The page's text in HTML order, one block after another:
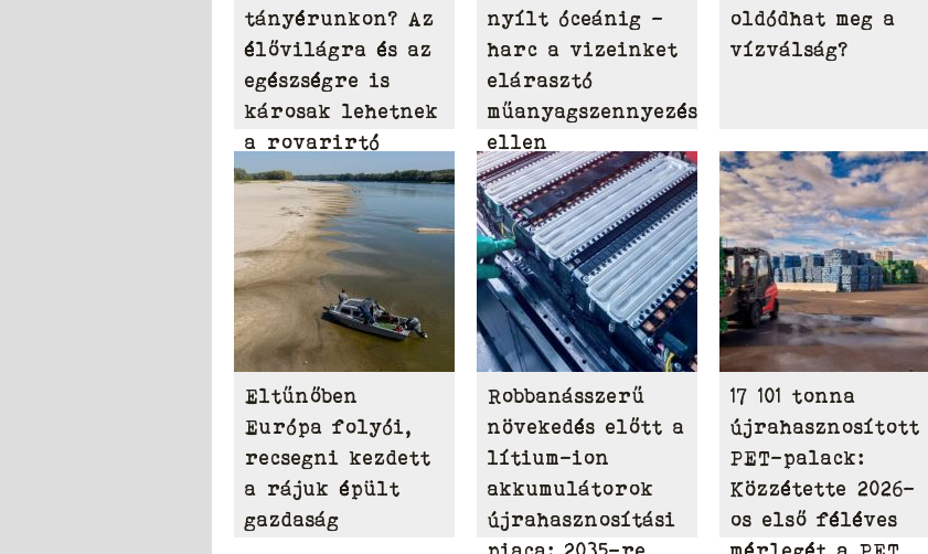
tányérunkon? Az
élővilágra és az
egészségre is
károsak lehetnek
a rovarirtó
szerek
nyílt óceánig –
harc a vizeinket
elárasztó
műanyagszennyezés
ellen
oldódhat meg a
vízválság?
Eltűnőben
Európa folyói,
recsegni kezdett
a rájuk épült
gazdaság
Robbanásszerű
növekedés előtt a
lítium-ion
akkumulátorok
újrahasznosítási
17 101 tonna
újrahasznosított
PET-palack:
Közzétette 2026-
os első féléves